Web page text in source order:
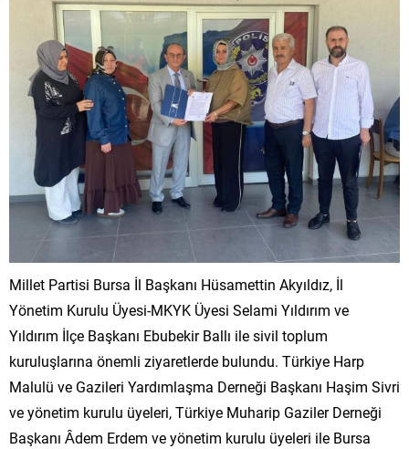
Millet Partisi Bursa İl Başkanı Hüsamettin Akyıldız, İl
Yönetim Kurulu Üyesi-MKYK Üyesi Selami Yıldırım ve
Yıldırım İlçe Başkanı Ebubekir Ballı ile sivil toplum
kuruluşlarına önemli ziyaretlerde bulundu. Türkiye Harp
Malulü ve Gazileri Yardımlaşma Derneği Başkanı Haşim Sivri
ve yönetim kurulu üyeleri, Türkiye Muharip Gaziler Derneği
Başkanı Âdem Erdem ve yönetim kurulu üyeleri ile Bursa